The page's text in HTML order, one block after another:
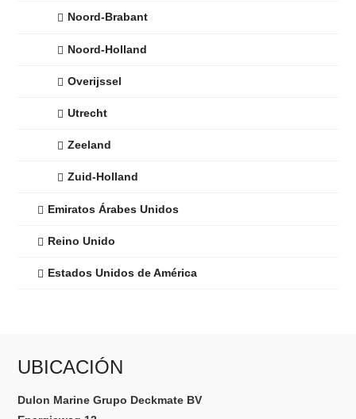
Noord-Brabant
Noord-Holland
Overijssel
Utrecht
Zeeland
Zuid-Holland
Emiratos Árabes Unidos
Reino Unido
Estados Unidos de América
UBICACIÓN
Dulon Marine Grupo Deckmate BV